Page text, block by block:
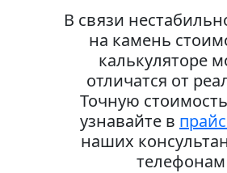
В связи
на камень
калькуляторе
отличатся от
Точную
узнавайте в
наших
телефонам